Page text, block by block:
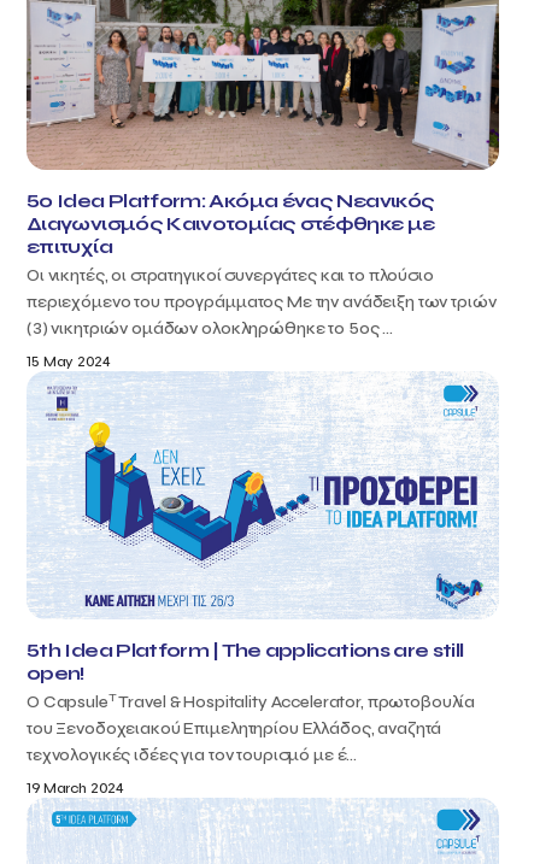
5o Idea Platform: Ακόμα ένας Νεανικός
Διαγωνισμός Καινοτομίας στέφθηκε με
επιτυχία
Οι νικητές, οι στρατηγικοί συνεργάτες και το πλούσιο
περιεχόμενο του προγράμματος Με την ανάδειξη των τριών
(3) νικητριών ομάδων ολοκληρώθηκε το 5ος ...
15 May 2024
5th Idea Platform | The applications are still
open!
Ο CapsuleTTravel & Hospitality Accelerator, πρωτοβουλία
του Ξενοδοχειακού Επιμελητηρίου Ελλάδος, αναζητά
τεχνολογικές ιδέες για τον τουρισμό με έ...
19 March 2024